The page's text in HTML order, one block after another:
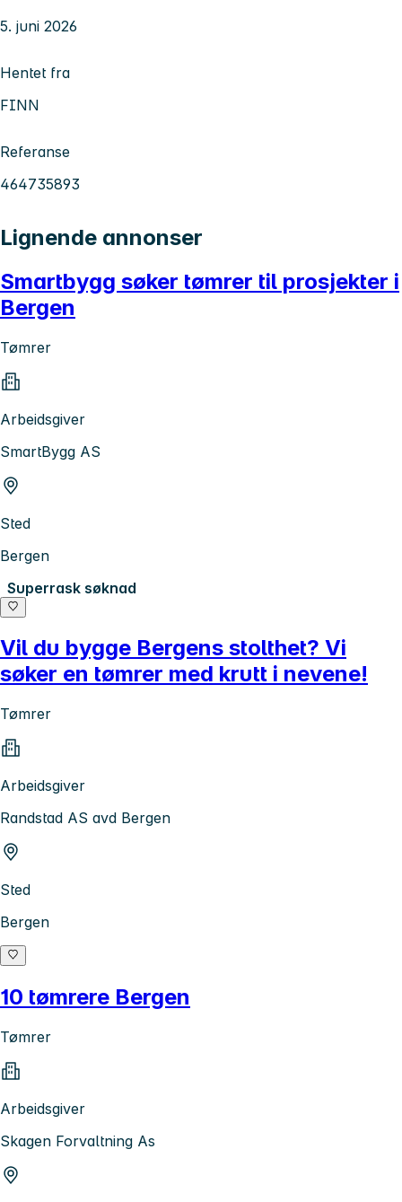
5. juni 2026
Hentet fra
FINN
Referanse
464735893
Lignende annonser
Smartbygg søker tømrer til prosjekter i
Bergen
Tømrer
Arbeidsgiver
SmartBygg AS
Sted
Bergen
Superrask søknad
Vil du bygge Bergens stolthet? Vi
søker en tømrer med krutt i nevene!
Tømrer
Arbeidsgiver
Randstad AS avd Bergen
Sted
Bergen
10 tømrere Bergen
Tømrer
Arbeidsgiver
Skagen Forvaltning As